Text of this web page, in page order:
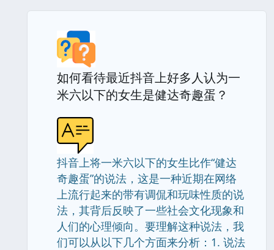
如何看待最近抖音上好多人认为一
米六以下的女生是健达奇趣蛋？
抖音上将一米六以下的女生比作“健达
奇趣蛋”的说法，这是一种近期在网络
上流行起来的带有调侃和玩味性质的说
法，其背后反映了一些社会文化现象和
人们的心理倾向。要理解这种说法，我
们可以从以下几个方面来分析：1. 说法